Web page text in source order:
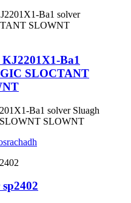
Ba1
SLOCTANT
Ba1 solver Sluagh
SLOWNT